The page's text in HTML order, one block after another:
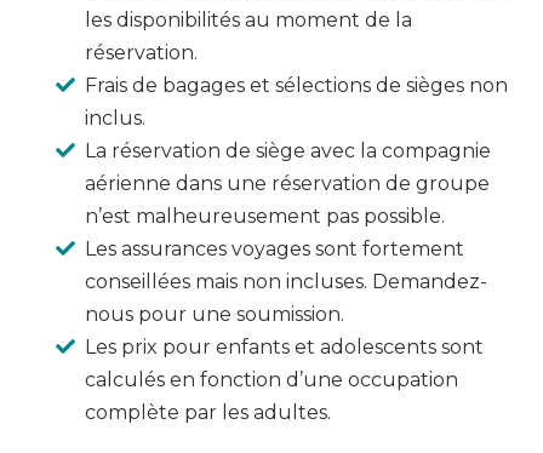
les disponibilités au moment de la
réservation.
Frais de bagages et sélections de sièges non
inclus.
La réservation de siège avec la compagnie
aérienne dans une réservation de groupe
n’est malheureusement pas possible.
Les assurances voyages sont fortement
conseillées mais non incluses. Demandez-
nous pour une soumission.
Les prix pour enfants et adolescents sont
calculés en fonction d’une occupation
complète par les adultes.